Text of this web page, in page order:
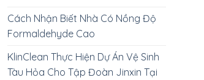
Cách Nhận Biết Nhà Có Nồng Độ
Formaldehyde Cao
KlinClean Thực Hiện Dự Án Vệ Sinh
Tàu Hỏa Cho Tập Đoàn Jinxin Tại